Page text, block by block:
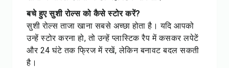
बचे हुए सुशी रोल्स को कैसे स्टोर करें?
सुशी रोल्स ताजा खाना सबसे अच्छा होता है। यदि आपको
उन्हें स्टोर करना हो, तो उन्हें प्लास्टिक रैप में कसकर लपेटें
और 24 घंटे तक फ्रिज में रखें, लेकिन बनावट बदल सकती
है।